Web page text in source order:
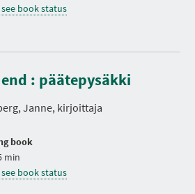
book status
: päätepysäkki
Janne, kirjoittaja
book
min
book status